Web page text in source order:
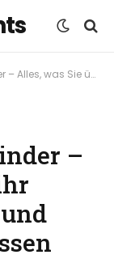
Kinder und Karriere wissen müssen
–